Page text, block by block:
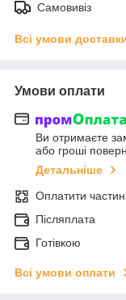
Самовивіз
Всі умови
Умови оплати
Ви отримаєте
або гроші
Детальніше
Оплатити
Післяплата
Готівкою
Всі умови оплати